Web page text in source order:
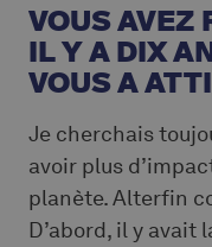
VOUS AVEZ
IL Y A DIX
VOUS A
Je cherchais
avoir plus
planète. Alterfin
D’abord, il y